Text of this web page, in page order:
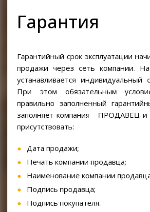
Гарантия
Гарантийный срок эксплуатации
продажи через сеть компании.
устанавливается индивидуальный
При этом обязательным
правильно заполненный
заполняет компания - ПРОДАВЕЦ
присутствовать:
Дата продажи;
Печать компании продавца;
Наименование компании
Подпись продавца;
Подпись покупателя.
КЕДР
START
CONDTROL
EUROBOOR